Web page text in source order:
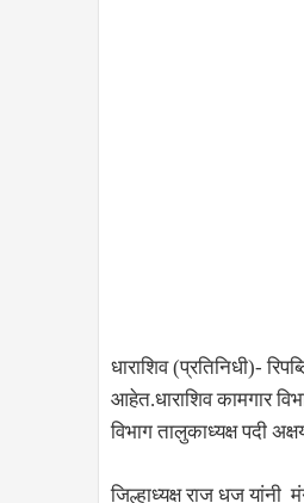
धाराशिव (प्रतिनिधी)-
आहेत.धाराशिव कामगार
विभाग तालुकाध्यक्ष पदी
जिल्हाध्यक्ष राज धज यांनी